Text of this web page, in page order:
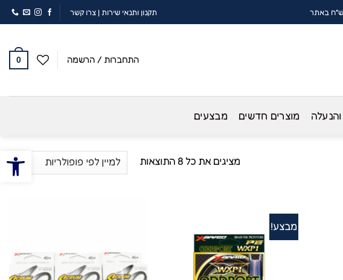
פתח
תקנון ותנאי שירות | צרו קשר
התחברות / הרשמה 0
והנעלה מוצרים חדשים מבצעים
מציגים את כל ⁦8⁩ התוצאות
ממוין
לפי
מבצע!